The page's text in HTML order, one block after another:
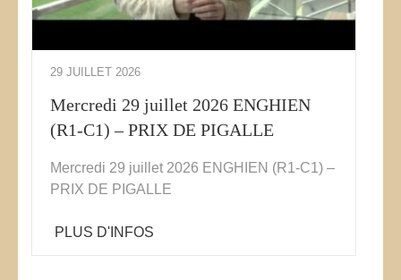
29 JUILLET 2026
Mercredi 29 juillet 2026 ENGHIEN
(R1-C1) – PRIX DE PIGALLE
Mercredi 29 juillet 2026 ENGHIEN (R1-C1) –
PRIX DE PIGALLE
PLUS D'INFOS